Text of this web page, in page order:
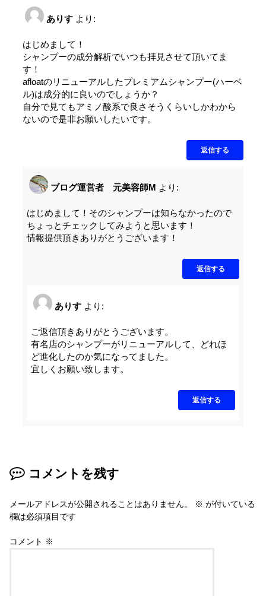
ありす より:
はじめまして！
シャンプーの成分解析でいつも拝見させて頂いてま
す！
afloatのリニューアルしたプレミアムシャンプー(ハーベ
ル)は成分的に良いのでしょうか？
自分で見てもアミノ酸系で良さそうくらいしかわから
ないので是非お願いしたいです。
返信する
ブログ運営者 元美容師M より:
はじめまして！そのシャンプーは知らなかったので
ちょっとチェックしてみようと思います！
情報提供頂きありがとうございます！
返信する
ありす より:
ご返信頂きありがとうございます。
有名店のシャンプーがリニューアルして、どれほ
ど進化したのか気になってました。
宜しくお願い致します。
返信する
コメントを残す
メールアドレスが公開されることはありません。 ※ が付いている
欄は必須項目です
コメント ※